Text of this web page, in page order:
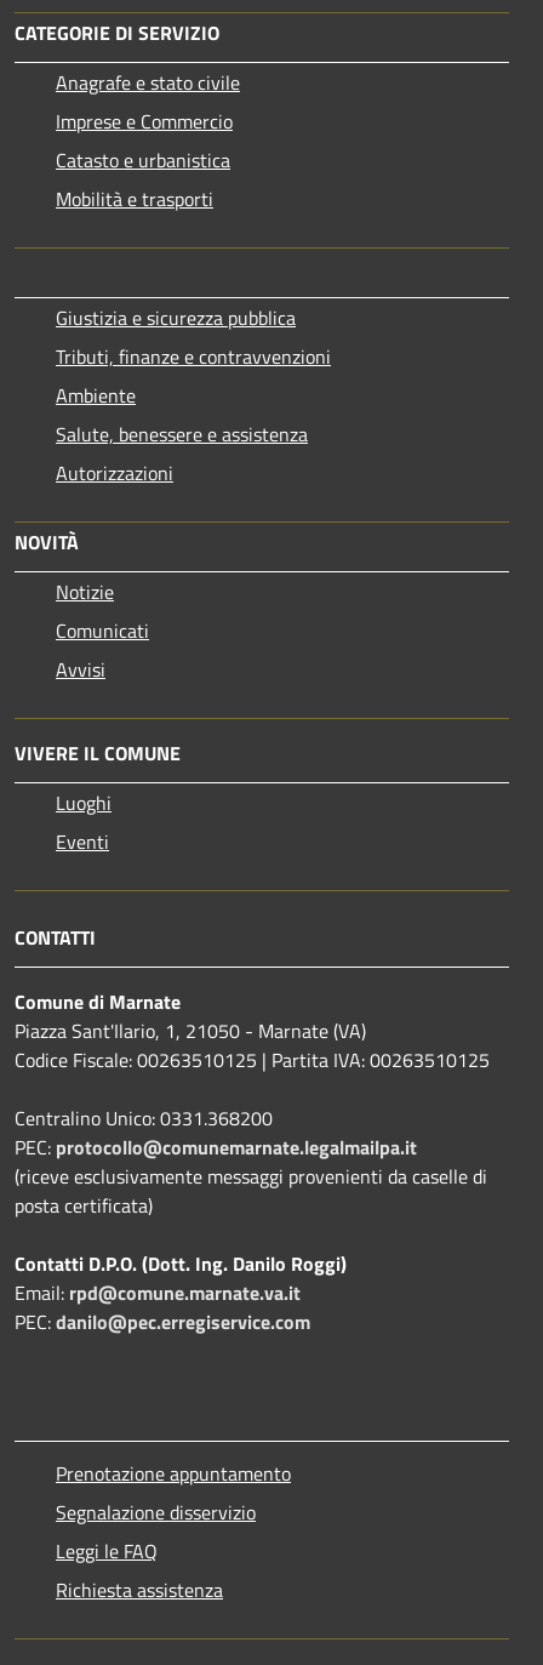
CATEGORIE DI SERVIZIO
Anagrafe e stato civile
Imprese e Commercio
Catasto e urbanistica
Mobilità e trasporti
Giustizia e sicurezza pubblica
Tributi, finanze e contravvenzioni
Ambiente
Salute, benessere e assistenza
Autorizzazioni
NOVITÀ
Notizie
Comunicati
Avvisi
VIVERE IL COMUNE
Luoghi
Eventi
CONTATTI
Comune di Marnate
Piazza Sant'Ilario, 1, 21050 - Marnate (VA)
Codice Fiscale: 00263510125 | Partita IVA: 00263510125
Centralino Unico: 0331.368200
PEC: protocollo@comunemarnate.legalmailpa.it
(riceve esclusivamente messaggi provenienti da caselle di
posta certificata)
Contatti D.P.O. (Dott. Ing. Danilo Roggi)
Email: rpd@comune.marnate.va.it
PEC:danilo@pec.erregiservice.com
Prenotazione appuntamento
Segnalazione disservizio
Leggi le FAQ
Richiesta assistenza